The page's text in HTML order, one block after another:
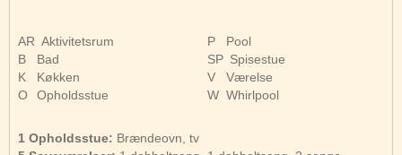
AR Aktivitetsrum
B
Bad
K
Køkken
O
Opholdsstue
P
Pool
SP Spisestue
V
Værelse
W Whirlpool
1 Opholdsstue: Brændeovn, tv